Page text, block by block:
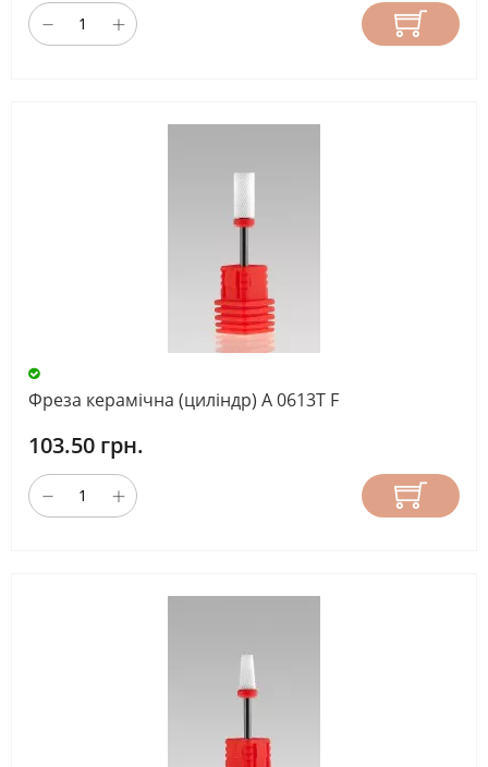
Фреза керамічна (циліндр) A 0613T F
103.50 грн.